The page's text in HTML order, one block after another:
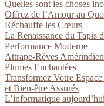
Quelles sont les choses
Offrez de l’Amour au
Réchauffe les Cœurs
La Renaissance du Tapis
Performance Moderne
Attrape-Rêves
Plumes Enchantées
Transformez Votre
et Bien-être Assurés
L’informatique